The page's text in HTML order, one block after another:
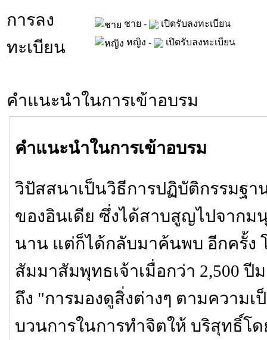
การลง
ทะเบียน
ชาย -
เปิดรับลงทะเบียน
หญิง -
เปิดรับลงทะเบียน
คำแนะนำในการเข้าอบรม
คำแนะนำในการเข้าอบรม
วิปัสสนาเป็นวิธีการปฏิบัติกรรมฐ
ของอินเดีย ซึ่งได้สาบสูญไปจากม
นาน แต่ก็ได้กลับมาค้นพบ อีกครั้ง
สัมมาสัมพุทธเจ้าเมื่อกว่า 2,500
ถึง "การมองดูสิ่งต่างๆ ตามความเ
บวนการในการทำจิตให้ บริสุทธิ์โด